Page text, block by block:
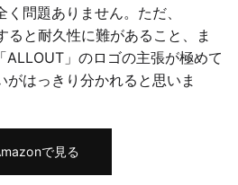
問題ありません。ただ、
ると耐久性に難があること、ま
」のロゴの主張が極めて
はっきり分かれると思いま
で見る